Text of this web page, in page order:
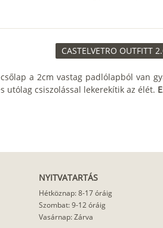
CASTELVETRO OUTFITT
a 2cm vastag padlólapból van
utólag csiszolással lekerekítik az élét.
NYITVATARTÁS
Hétköznap: 8-17 óráig
Szombat: 9-12 óráig
Vasárnap: Zárva